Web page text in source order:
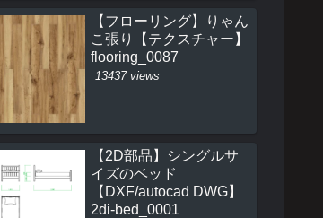
【フローリング】りゃん
こ張り【テクスチャー】
flooring_0087
13437 views
【2D部品】シングルサ
イズのベッド
【DXF/autocad DWG】
2di-bed_0001